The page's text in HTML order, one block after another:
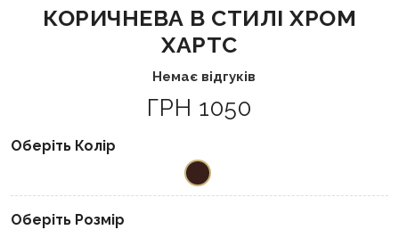
КОРИЧНЕВА В СТИЛІ ХРОМ
ХАРТС
Немає відгуків
ГРН 1050
Оберіть Колір
Оберіть Розмір